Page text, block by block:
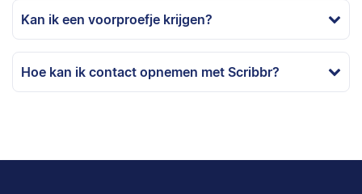
Kan ik een voorproefje krijgen?
Hoe kan ik contact opnemen met Scribbr?